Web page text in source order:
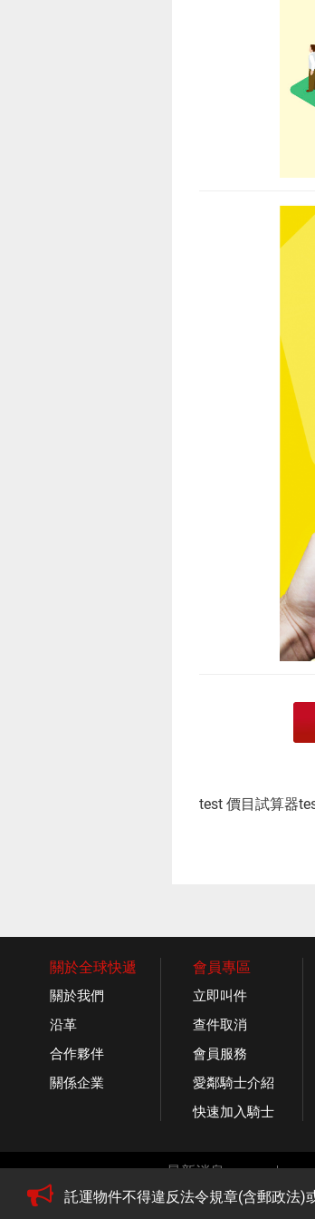
test 價目試算器
託運物件不得違反法令規章(含郵政法)
關於全球快遞
關於我們
沿革
合作夥伴
關係企業
會員專區
立即叫件
查件取消
會員服務
愛鄰騎士介紹
快速加入騎士
最新消息